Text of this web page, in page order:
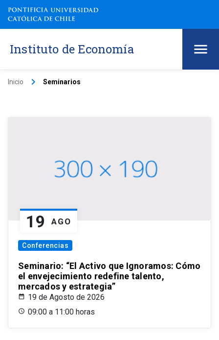
Instituto de Economía
Inicio keyboard_arrow_right Seminarios
19 AGO
Conferencias
Seminario: “El Activo que Ignoramos: Cómo
el envejecimiento redefine talento,
mercados y estrategia”
19 de Agosto de 2026
09:00 a 11:00 horas